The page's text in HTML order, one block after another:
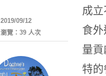
成
食
量
特
2019/09/12
瀏覽：39 人次